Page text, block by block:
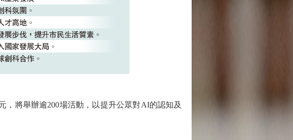
將舉辦逾200場活動，以提升公眾對AI的認知及